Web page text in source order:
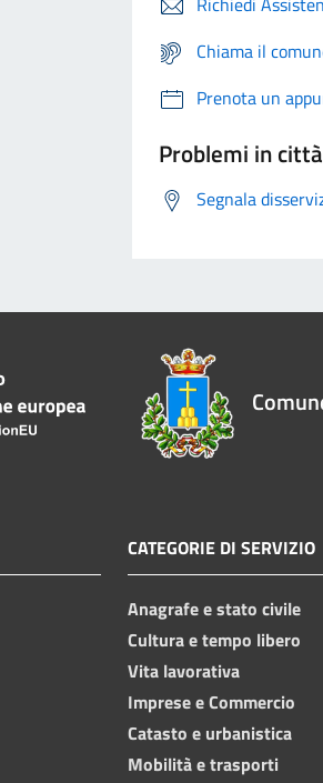
Chiama il
Prenota un
Problemi in città
Segnala
CATEGORIE DI SERVIZIO
Anagrafe e stato civile
Cultura e tempo libero
Vita lavorativa
Imprese e Commercio
Catasto e urbanistica
Mobilità e trasporti